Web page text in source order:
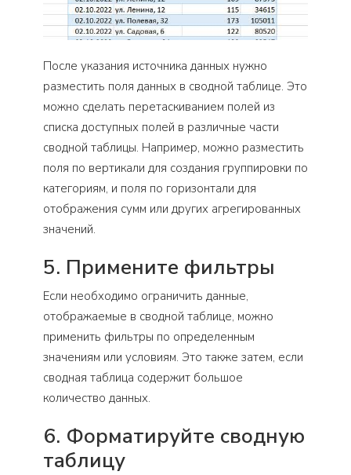
После указания источника данных нужно
разместить поля данных в сводной таблице. Это
можно сделать перетаскиванием полей из
списка доступных полей в различные части
сводной таблицы. Например, можно разместить
поля по вертикали для создания группировки по
категориям, и поля по горизонтали для
отображения сумм или других агрегированных
значений.
5. Примените фильтры
Если необходимо ограничить данные,
отображаемые в сводной таблице, можно
применить фильтры по определенным
значениям или условиям. Это также затем, если
сводная таблица содержит большое
количество данных.
6. Форматируйте сводную
таблицу